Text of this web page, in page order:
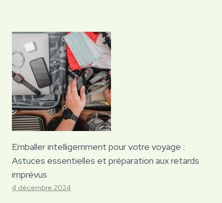
Emballer intelligemment pour votre voyage :
Astuces essentielles et préparation aux retards
imprévus
4 décembre 2024